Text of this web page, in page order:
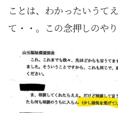
ことは、わかったいうて
て・・。この念押しのや